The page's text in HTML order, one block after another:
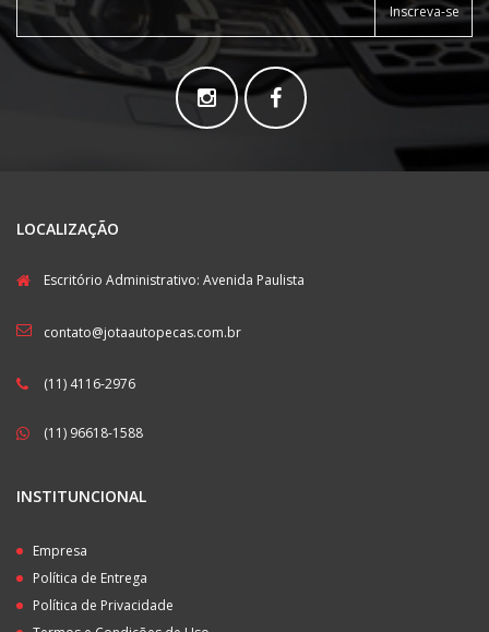
Inscreva-se
LOCALIZAÇÃO
Escritório Administrativo: Avenida Paulista
contato@jotaautopecas.com.br
(11) 4116-2976
(11) 96618-1588
INSTITUNCIONAL
Empresa
Política de Entrega
Política de Privacidade